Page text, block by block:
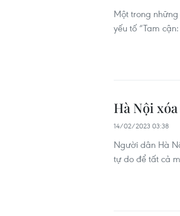
Một trong
yếu tố “Tam
Hà Nội
14/02/2023 03:38
Người dân Hà
tự do để tất cả